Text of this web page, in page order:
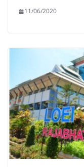
11/06/2020